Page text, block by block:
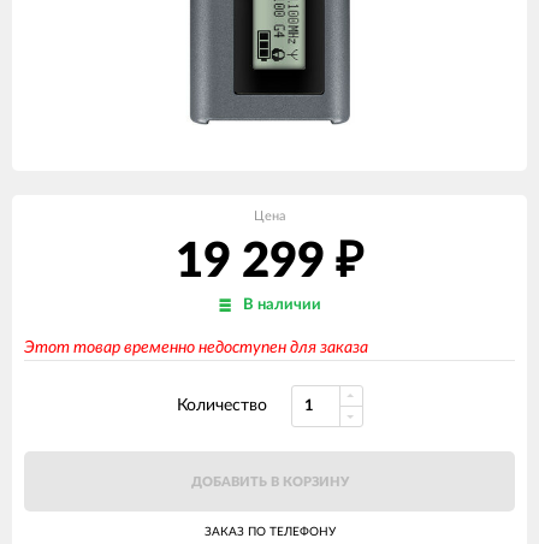
Цена
19 299 ₽
В наличии
Этот товар временно недоступен для заказа
Количество
ДОБАВИТЬ В КОРЗИНУ
ЗАКАЗ ПО ТЕЛЕФОНУ